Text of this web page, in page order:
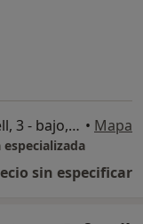
Rúa de Domingo García-Sabell, 3 - bajo, Santiago de Compostela • Mapa
sin especificar